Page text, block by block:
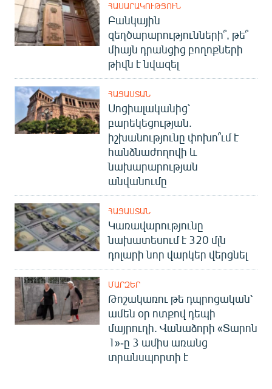
ՀԱՍԱՐԱԿՈՒԹՅՈՒՆ
Բանկային
զեղծարարությունների՞, թե՞
միայն դրանցից բողոքների
թիվն է նվազել
ՀԱՅԱՍՏԱՆ
Սոցիալականից՝
բարեկեցության.
իշխանությունը փոխո՞ւմ է
հանձնաժողովի և
նախարարության
անվանումը
ՀԱՅԱՍՏԱՆ
Կառավարությունը
նախատեսում է 320 մլն
դոլարի նոր վարկեր վերցնել
ՄԱՐԶԵՐ
Թոշակառու թե դպրոցական՝
ամեն օր ոտքով դեպի
մայրուղի. Վանաձորի «Տարոն
1»-ը 3 ամիս առանց
տրանսպորտի է